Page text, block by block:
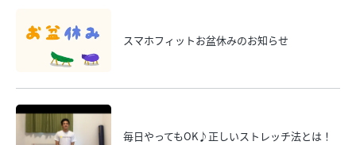
スマホフィットお盆休みのお知らせ
毎日やってもOK♪正しいストレッチ法とは！